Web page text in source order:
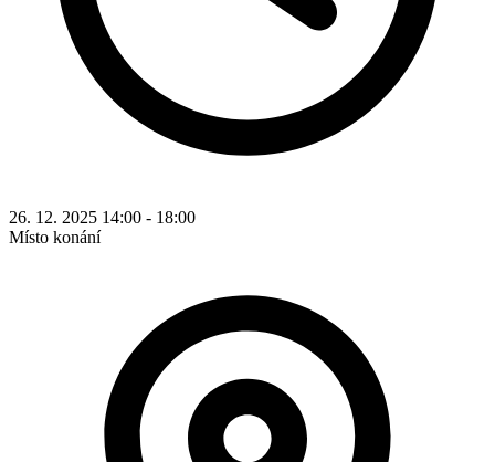
26. 12. 2025 14:00 - 18:00
Místo konání